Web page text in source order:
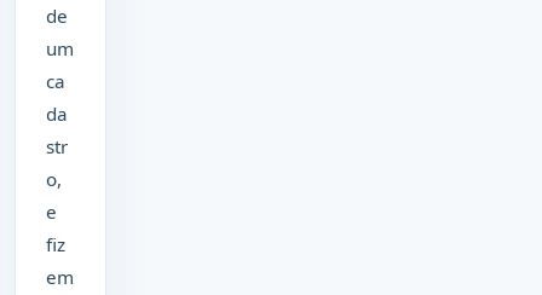
de
um
ca
da
str
o,
e
fiz
em